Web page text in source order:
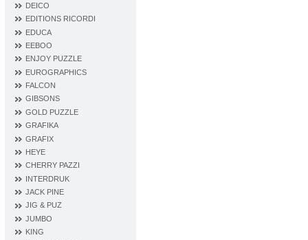
DEICO
EDITIONS RICORDI
EDUCA
EEBOO
ENJOY PUZZLE
EUROGRAPHICS
FALCON
GIBSONS
GOLD PUZZLE
GRAFIKA
GRAFIX
HEYE
CHERRY PAZZI
INTERDRUK
JACK PINE
JIG & PUZ
JUMBO
KING